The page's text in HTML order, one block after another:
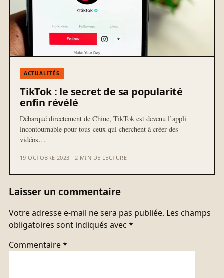
ACTUALITÉS
TikTok : le secret de sa popularité
enfin révélé
Débarqué directement de Chine, TikTok est devenu l’appli
incontournable pour tous ceux qui cherchent à créer des
vidéos…
19 OCTOBRE 2023 · 2 MIN DE LECTURE
Laisser un commentaire
Votre adresse e-mail ne sera pas publiée. Les champs
obligatoires sont indiqués avec *
Commentaire*